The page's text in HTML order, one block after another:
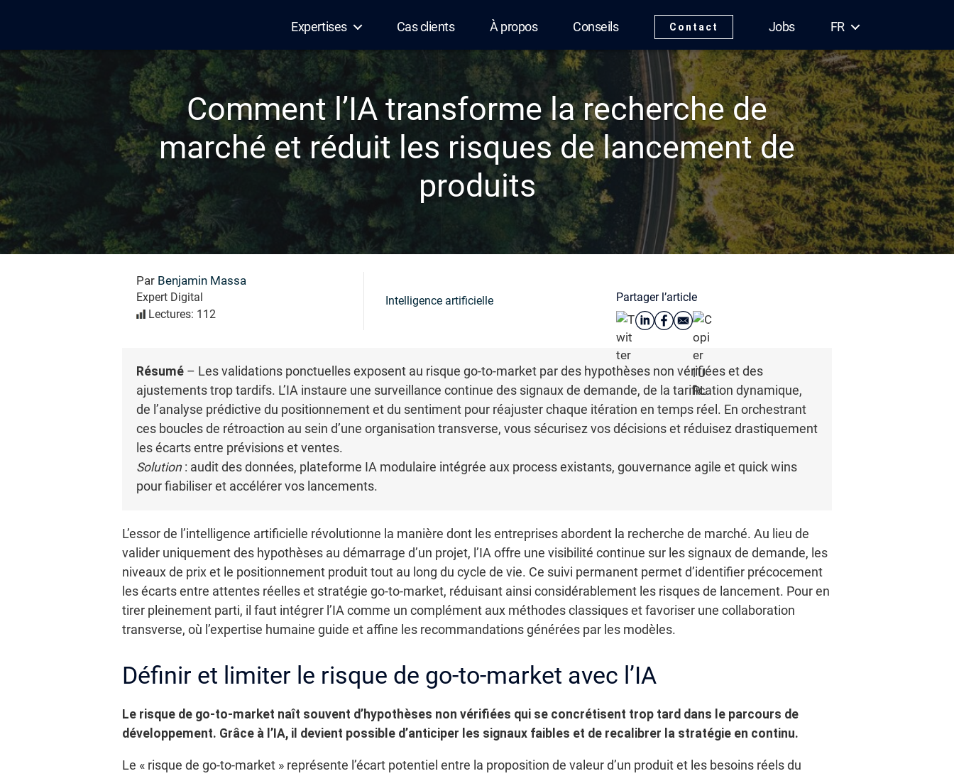
Expertises Cas clients À propos Conseils Contact Jobs FR
Comment l’IA transforme la recherche de
marché et réduit les risques de lancement de
produits
Par Benjamin Massa
Expert Digital
Lectures: 112
Intelligence artificielle Partager l’article
Résumé – Les validations ponctuelles exposent au risque go-to-market par des hypothèses non vérifiées et des
ajustements trop tardifs. L’IA instaure une surveillance continue des signaux de demande, de la tarification dynamique,
de l’analyse prédictive du positionnement et du sentiment pour réajuster chaque itération en temps réel. En orchestrant
ces boucles de rétroaction au sein d’une organisation transverse, vous sécurisez vos décisions et réduisez drastiquement
les écarts entre prévisions et ventes.
Solution : audit des données, plateforme IA modulaire intégrée aux process existants, gouvernance agile et quick wins
pour fiabiliser et accélérer vos lancements.
L’essor de l’intelligence artificielle révolutionne la manière dont les entreprises abordent la recherche de marché. Au lieu de
valider uniquement des hypothèses au démarrage d’un projet, l’IA offre une visibilité continue sur les signaux de demande, les
niveaux de prix et le positionnement produit tout au long du cycle de vie. Ce suivi permanent permet d’identifier précocement
les écarts entre attentes réelles et stratégie go-to-market, réduisant ainsi considérablement les risques de lancement. Pour en
tirer pleinement parti, il faut intégrer l’IA comme un complément aux méthodes classiques et favoriser une collaboration
transverse, où l’expertise humaine guide et affine les recommandations générées par les modèles.
Définir et limiter le risque de go-to-market avec l’IA
Le risque de go-to-market naît souvent d’hypothèses non vérifiées qui se concrétisent trop tard dans le parcours de
développement. Grâce à l’IA, il devient possible d’anticiper les signaux faibles et de recalibrer la stratégie en continu.
Le « risque de go-to-market » représente l’écart potentiel entre la proposition de valeur d’un produit et les besoins réels du